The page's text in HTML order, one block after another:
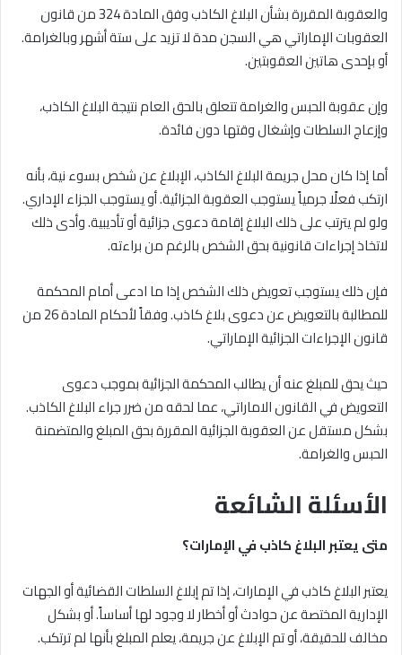
والعقوبة المقررة بشأن البلاغ الكاذب وفق المادة 324 من قانون
العقوبات الإماراتي هي السجن مدة لا تزيد على ستة أشهر وبالغرامة.
أو بإحدى هاتين العقوبتين.
وإن عقوبة الحبس والغرامة تتعلق بالحق العام نتيجة البلاغ الكاذب،
وإزعاج السلطات وإشغال وقتها دون فائدة.
أما إذا كان محل جريمة البلاغ الكاذب، الإبلاغ عن شخص بسوء نية، بأنه
ارتكب فعلًا جرمياً يستوجب العقوبة الجزائية. أو يستوجب الجزاء الإداري.
ولو لم يترتب على ذلك البلاغ إقامة دعوى جزائية أو تأديبية. وأدى ذلك
لاتخاذ إجراءات قانونية بحق الشخص بالرغم من براءته.
فإن ذلك يستوجب تعويض ذلك الشخص إذا ما ادعى أمام المحكمة
للمطالبة بالتعويض عن دعوى بلاغ كاذب. وفقاً لأحكام المادة 26 من
قانون الإجراءات الجزائية الإماراتي.
حيث يحق للمبلغ عنه أن يطالب المحكمة الجزائية بموجب دعوى
التعويض في القانون الاماراتي، عما لحقه من ضرر جراء البلاغ الكاذب.
بشكل مستقل عن العقوبة الجزائية المقررة بحق المبلغ والمتضمنة
الحبس والغرامة.
الأسئلة الشائعة
متى يعتبر البلاغ كاذب في الإمارات؟
يعتبر البلاغ كاذب في الإمارات، إذا تم إبلاغ السلطات القضائية أو الجهات
الإدارية المختصة عن حوادث أو أخطار لا وجود لها أساساً. أو بشكل
مخالف للحقيقة، أو تم الإبلاغ عن جريمة، يعلم المبلغ بأنها لم ترتكب.